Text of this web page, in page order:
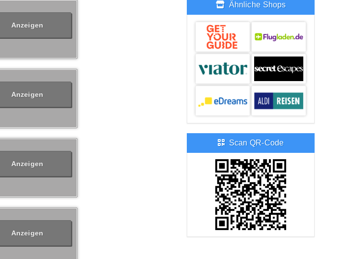
Anzeigen
Anzeigen
Anzeigen
Anzeigen
Ähnliche Shops
Scan QR-Code